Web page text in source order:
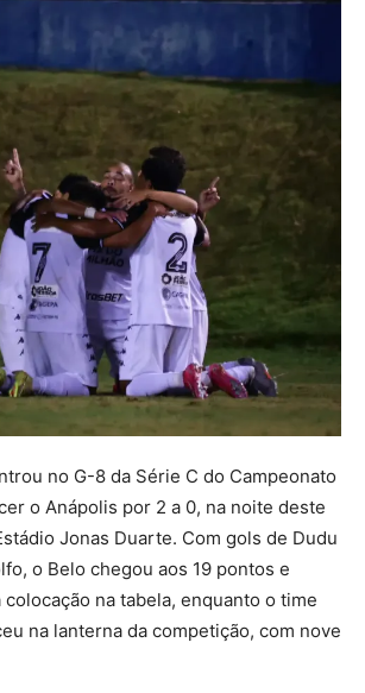
no G-8 da Série C do Campeonato
o Anápolis por 2 a 0, na noite deste
Jonas Duarte. Com gols de Dudu
o Belo chegou aos 19 pontos e
na tabela, enquanto o time
na lanterna da competição, com nove